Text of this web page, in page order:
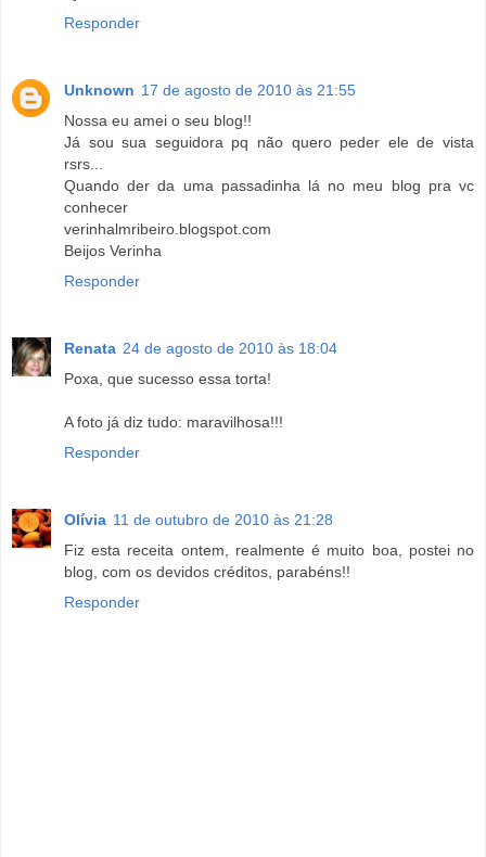
Responder
Unknown 17 de agosto de 2010 às 21:55
Nossa eu amei o seu blog!!
Já sou sua seguidora pq não quero peder ele de vista
rsrs...
Quando der da uma passadinha lá no meu blog pra vc
conhecer
verinhalmribeiro.blogspot.com
Beijos Verinha
Responder
Renata 24 de agosto de 2010 às 18:04
Poxa, que sucesso essa torta!
A foto já diz tudo: maravilhosa!!!
Responder
Olívia 11 de outubro de 2010 às 21:28
Fiz esta receita ontem, realmente é muito boa, postei no
blog, com os devidos créditos, parabéns!!
Responder